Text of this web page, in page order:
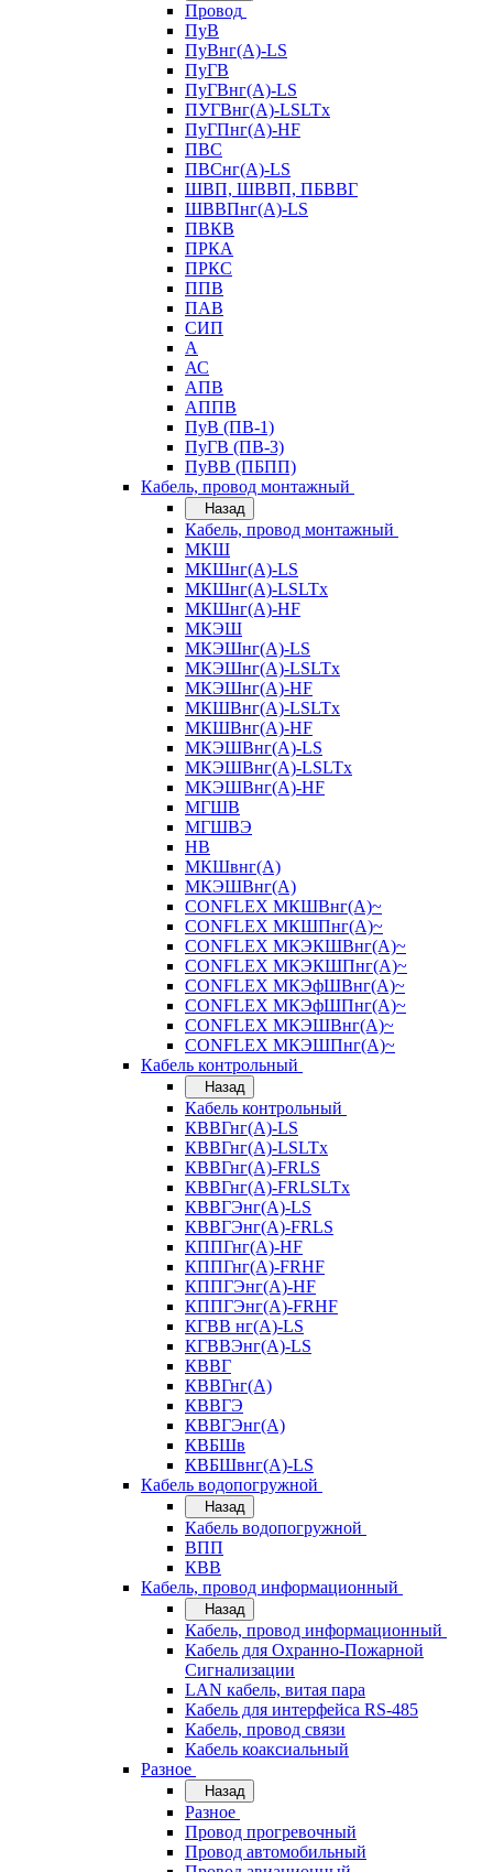
Провод
ПуВ
ПуВнг(А)-LS
ПуГВ
ПуГВнг(А)-LS
ПУГВнг(А)-LSLTx
ПуГПнг(А)-HF
ПВС
ПВСнг(А)-LS
ШВП, ШВВП, ПБВВГ
ШВВПнг(А)-LS
ПВКВ
ПРКА
ПРКС
ППВ
ПАВ
СИП
А
АС
АПВ
АППВ
ПуВ (ПВ-1)
ПуГВ (ПВ-3)
ПуВВ (ПБПП)
Кабель, провод монтажный
Назад
Кабель, провод монтажный
МКШ
МКШнг(А)-LS
МКШнг(А)-LSLTx
МКШнг(А)-HF
МКЭШ
МКЭШнг(А)-LS
МКЭШнг(А)-LSLTx
МКЭШнг(А)-HF
МКШВнг(A)-LSLTx
МКШВнг(А)-HF
МКЭШВнг(А)-LS
МКЭШВнг(A)-LSLTx
МКЭШВнг(А)-HF
МГШВ
МГШВЭ
НВ
МКШвнг(А)
МКЭШВнг(А)
CONFLEX МКШВнг(А)~
CONFLEX МКШПнг(А)~
CONFLEX МКЭКШВнг(А)~
CONFLEX МКЭКШПнг(А)~
CONFLEX МКЭфШВнг(А)~
CONFLEX МКЭфШПнг(А)~
CONFLEX МКЭШВнг(А)~
CONFLEX МКЭШПнг(А)~
Кабель контрольный
Назад
Кабель контрольный
КВВГнг(А)-LS
КВВГнг(А)-LSLTx
КВВГнг(А)-FRLS
КВВГнг(А)-FRLSLTx
КВВГЭнг(А)-LS
КВВГЭнг(А)-FRLS
КППГнг(А)-HF
КППГнг(А)-FRHF
КППГЭнг(А)-HF
КППГЭнг(А)-FRHF
КГВВ нг(А)-LS
КГВВЭнг(А)-LS
КВВГ
КВВГнг(А)
КВВГЭ
КВВГЭнг(А)
КВБШв
КВБШвнг(А)-LS
Кабель водопогружной
Назад
Кабель водопогружной
ВПП
КВВ
Кабель, провод информационный
Назад
Кабель, провод информационный
Кабель для Охранно-Пожарной
Сигнализации
LAN кабель, витая пара
Кабель для интерфейса RS-485
Кабель, провод связи
Кабель коаксиальный
Разное
Назад
Разное
Провод прогревочный
Провод автомобильный